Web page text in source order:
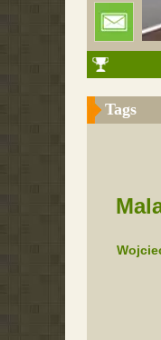
Tags